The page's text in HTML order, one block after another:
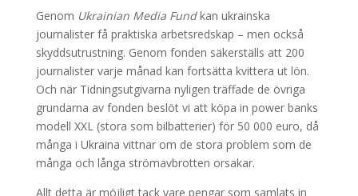
Genom Ukrainian Media Fundkan ukrainska
journalister få praktiska arbetsredskap – men också
skyddsutrustning. Genom fonden säkerställs att 200
journalister varje månad kan fortsätta kvittera ut lön.
Och när Tidningsutgivarna nyligen träffade de övriga
grundarna av fonden beslöt vi att köpa in power banks
modell XXL (stora som bilbatterier) för 50 000 euro, då
många i Ukraina vittnar om de stora problem som de
många och långa strömavbrotten orsakar.
Allt detta är möjligt tack vare pengar som samlats in